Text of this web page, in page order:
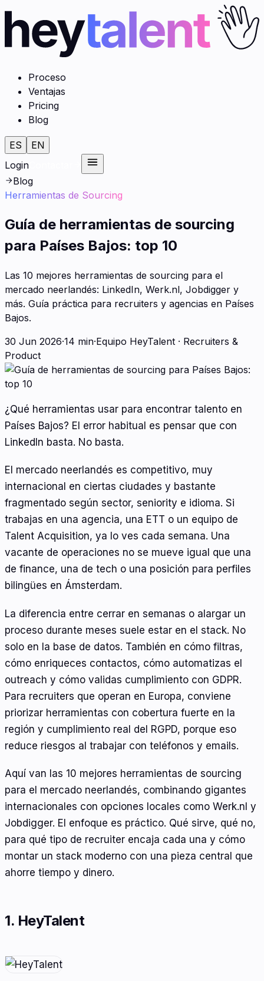
Proceso
Ventajas
Pricing
Blog
ES
EN
Login
Blog
Herramientas de Sourcing
Guía de herramientas de sourcing
para Países Bajos: top 10
Las 10 mejores herramientas de sourcing para el
mercado neerlandés: LinkedIn, Werk.nl, Jobdigger y
más. Guía práctica para recruiters y agencias en Países
Bajos.
30 Jun 2026·14 min·Equipo HeyTalent · Recruiters &
Product
¿Qué herramientas usar para encontrar talento en
Países Bajos? El error habitual es pensar que con
LinkedIn basta. No basta.
El mercado neerlandés es competitivo, muy
internacional en ciertas ciudades y bastante
fragmentado según sector, seniority e idioma. Si
trabajas en una agencia, una ETT o un equipo de
Talent Acquisition, ya lo ves cada semana. Una
vacante de operaciones no se mueve igual que una
de finance, una de tech o una posición para perfiles
bilingües en Ámsterdam.
La diferencia entre cerrar en semanas o alargar un
proceso durante meses suele estar en el stack. No
solo en la base de datos. También en cómo filtras,
cómo enriqueces contactos, cómo automatizas el
outreach y cómo validas cumplimiento con GDPR.
Para recruiters que operan en Europa, conviene
priorizar herramientas con cobertura fuerte en la
región y cumplimiento real del RGPD, porque eso
reduce riesgos al trabajar con teléfonos y emails.
Aquí van las 10 mejores herramientas de sourcing
para el mercado neerlandés, combinando gigantes
internacionales con opciones locales como Werk.nl y
Jobdigger. El enfoque es práctico. Qué sirve, qué no,
para qué tipo de recruiter encaja cada una y cómo
montar un stack moderno con una pieza central que
ahorre tiempo y dinero.
1. HeyTalent